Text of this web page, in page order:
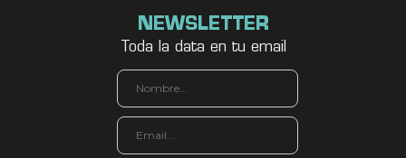
NEWSLETTER
Toda la data en tu email